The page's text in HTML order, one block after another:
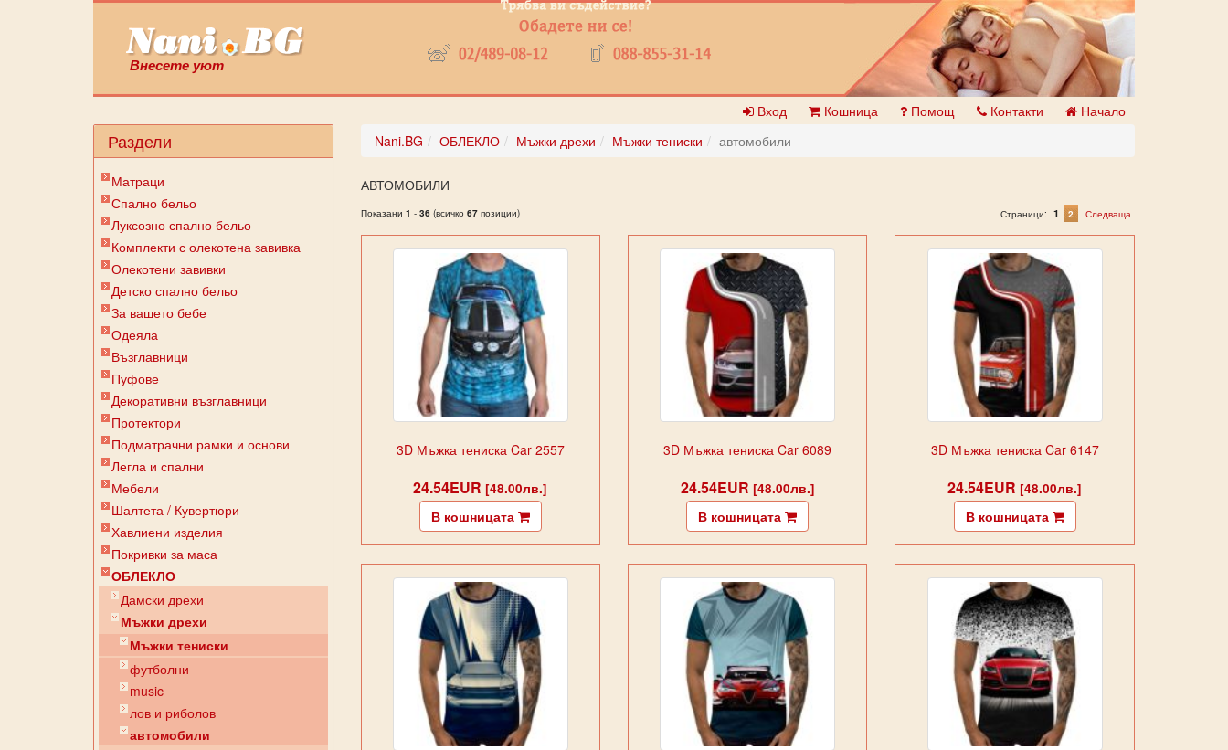
Внесете уют
Вход Кошница Помощ Контакти Начало
Раздели
Матраци
Спално бельо
Луксозно спално бельо
Комплекти с олекотена завивка
Олекотени завивки
Детско спално бельо
За вашето бебе
Одеяла
Възглавници
Пуфове
Декоративни възглавници
Протектори
Подматрачни рамки и основи
Легла и спални
Мебели
Шалтета / Кувертюри
Хавлиени изделия
Покривки за маса
ОБЛЕКЛО
Дамски дрехи
Мъжки дрехи
Мъжки тениски
футболни
music
лов и риболов
автомобили
Nani.BG ОБЛЕКЛО Мъжки дрехи Мъжки тениски автомобили
АВТОМОБИЛИ
Показани 1 - 36(всичко 67позиции) Страници: 1 2 Следваща
3D Мъжка тениска Car 2557
24.54EUR[48.00лв.]
В кошницата
3D Мъжка тениска Car 6089
24.54EUR [48.00лв.]
В кошницата
3D Мъжка тениска Car 6147
24.54EUR[48.00лв.]
В кошницата